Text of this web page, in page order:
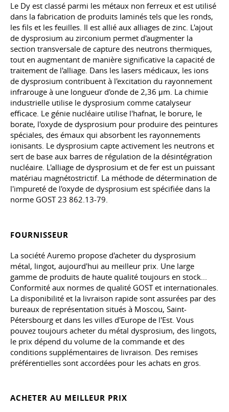
Le Dy est classé parmi les métaux non ferreux et est utilisé
dans la fabrication de produits laminés tels que les ronds,
les fils et les feuilles. Il est allié aux alliages de zinc. L'ajout
de dysprosium au zirconium permet d'augmenter la
section transversale de capture des neutrons thermiques,
tout en augmentant de manière significative la capacité de
traitement de l'alliage. Dans les lasers médicaux, les ions
de dysprosium contribuent à l'excitation du rayonnement
infrarouge à une longueur d'onde de 2,36 μm. La chimie
industrielle utilise le dysprosium comme catalyseur
efficace. Le génie nucléaire utilise l'hafnat, le borure, le
borate, l'oxyde de dysprosium pour produire des peintures
spéciales, des émaux qui absorbent les rayonnements
ionisants. Le dysprosium capte activement les neutrons et
sert de base aux barres de régulation de la désintégration
nucléaire. L'alliage de dysprosium et de fer est un puissant
matériau magnétostrictif. La méthode de détermination de
l'impureté de l'oxyde de dysprosium est spécifiée dans la
norme GOST 23 862.13-79.
FOURNISSEUR
La société Auremo propose d'acheter du dysprosium
métal, lingot, aujourd'hui au meilleur prix. Une large
gamme de produits de haute qualité toujours en stock...
Conformité aux normes de qualité GOST et internationales.
La disponibilité et la livraison rapide sont assurées par des
bureaux de représentation situés à Moscou, Saint-
Pétersbourg et dans les villes d'Europe de l'Est. Vous
pouvez toujours acheter du métal dysprosium, des lingots,
le prix dépend du volume de la commande et des
conditions supplémentaires de livraison. Des remises
préférentielles sont accordées pour les achats en gros.
ACHETER AU MEILLEUR PRIX